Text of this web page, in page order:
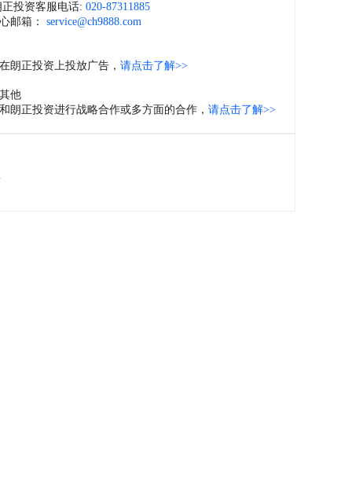
投资客服电话: 020-87311885
邮箱：
service@ch9888.com
朗正投资上投放广告， 请点击了解>>
他
朗正投资进行战略合作或多方面的合作， 请点击了解>>